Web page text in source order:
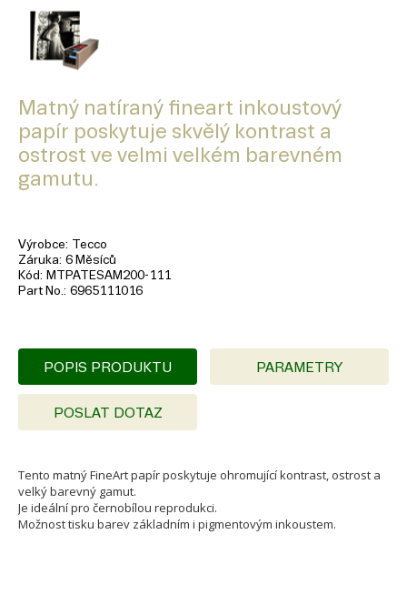
Matný natíraný fineart inkoustový
papír poskytuje skvělý kontrast a
ostrost ve velmi velkém barevném
gamutu.
Výrobce Tecco
Záruka 6 Měsíců
Kód
MTPATESAM200-111
Part No. 6965111016
POPIS PRODUKTU PARAMETRY
POSLAT DOTAZ
Tento matný FineArt papír poskytuje ohromující kontrast, ostrost a
velký barevný gamut.
Je ideální pro černobílou reprodukci.
Možnost tisku barev základním i pigmentovým inkoustem.